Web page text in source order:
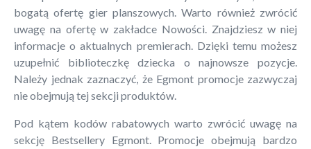
bogatą ofertę gier planszowych. Warto również zwrócić
uwagę na ofertę w zakładce Nowości. Znajdziesz w niej
informacje o aktualnych premierach. Dzięki temu możesz
uzupełnić biblioteczkę dziecka o najnowsze pozycje.
Należy jednak zaznaczyć, że Egmont promocje zazwyczaj
nie obejmują tej sekcji produktów.
Pod kątem kodów rabatowych warto zwrócić uwagę na
sekcję Bestsellery Egmont. Promocje obejmują bardzo